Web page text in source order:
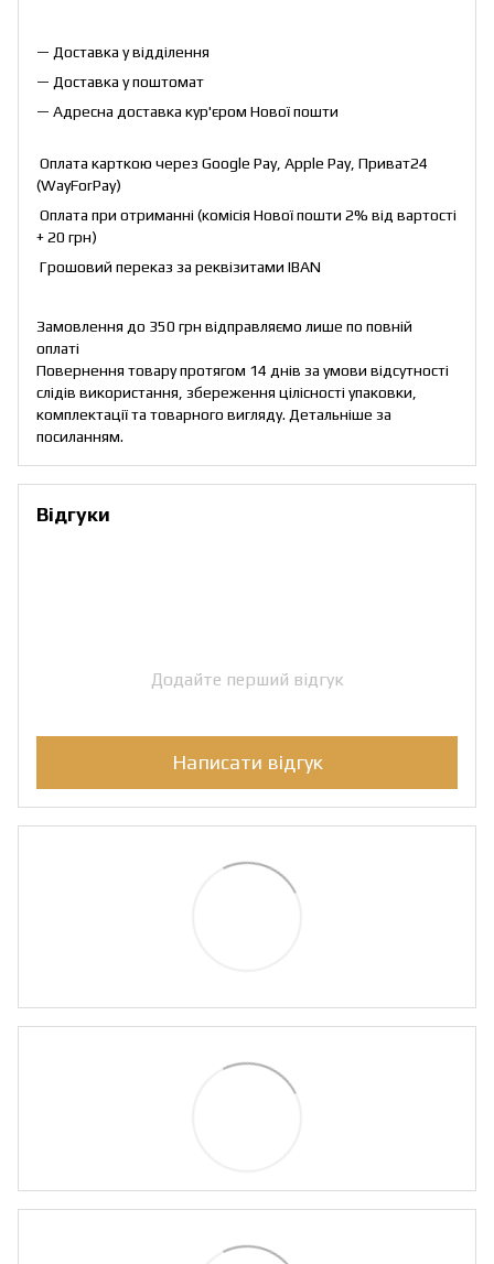
— Доставка у відділення
— Доставка у поштомат
— Адресна доставка кур'єром Нової пошти
Оплата карткою через Google Pay, Apple Pay, Приват24
(WayForPay)
Оплата при отриманні (комісія Нової пошти 2% від вартості
+ 20 грн)
Грошовий переказ за реквізитами IBAN
Замовлення до 350 грн відправляємо лише по повній
оплаті
Повернення товару протягом 14 днів за умови відсутності
слідів використання, збереження цілісності упаковки,
комплектації та товарного вигляду. Детальніше за
посиланням.
Відгуки
Додайте перший відгук
Написати відгук